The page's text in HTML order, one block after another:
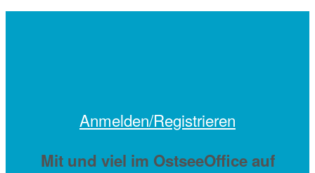
Anmelden/Registrieren
Mit und viel im OstseeOffice auf